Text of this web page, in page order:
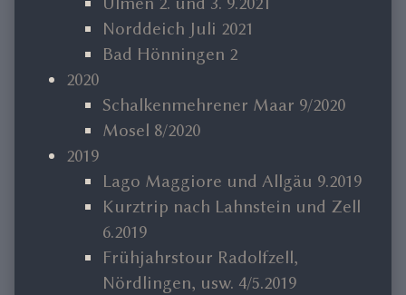
Norddeich Juli 2021
Bad Hönningen 2
2020
Schalkenmehrener Maar 9/2020
Mosel 8/2020
2019
Lago Maggiore und Allgäu 9.2019
Kurztrip nach Lahnstein und Zell
6.2019
Frühjahrstour Radolfzell,
Nördlingen, usw. 4/5.2019